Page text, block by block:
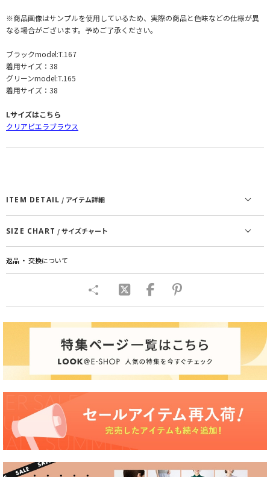
※商品画像はサンプルを使用しているため、実際の商品と色味などの仕様が異
なる場合がございます。予めご了承ください。
ブラックmodel:T.167
着用サイズ：38
グリーンmodel:T.165
着用サイズ：38
Lサイズはこちら
クリアビエラブラウス
ITEM DETAIL / アイテム詳細
SIZE CHART / サイズチャート
返品 ・ 交換について